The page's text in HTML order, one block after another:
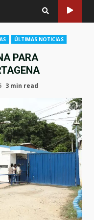
ÚLTIMAS NOTICIAS
PARA
3 min read